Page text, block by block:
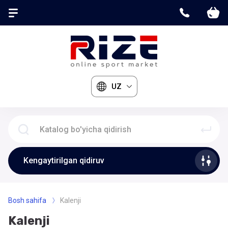
UZ
Kengaytirilgan qidiruv
Bosh sahifa Kalenji
Kalenji